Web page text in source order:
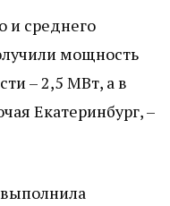
и среднего
мощность
– 2,5 МВт, а в
Екатеринбург, –